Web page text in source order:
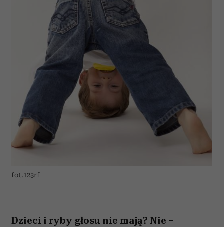
fot.123rf
Dzieci i ryby głosu nie mają? Nie –